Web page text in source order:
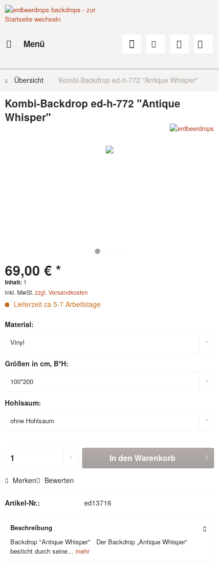
Menü
Übersicht Kombi-Backdrop ed-h-772 "Antique Whisper"
Kombi-Backdrop ed-h-772 "Antique
Whisper"
69,00 € *
Inhalt: 1
inkl. MwSt. zzgl. Versandkosten
Lieferzeit ca 5-7 Arbeitstage
Material:
Größen in cm, B*H:
Hohlsaum:
In den Warenkorb
Merken Bewerten
Artikel-Nr.: ed13716
Beschreibung
Backdrop "Antique Whisper" Der Backdrop „Antique Whisper“
besticht durch seine... mehr